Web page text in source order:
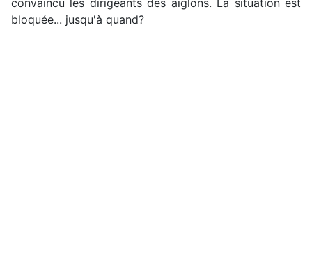
convaincu les dirigeants des aiglons. La situation est
bloquée... jusqu'à quand?